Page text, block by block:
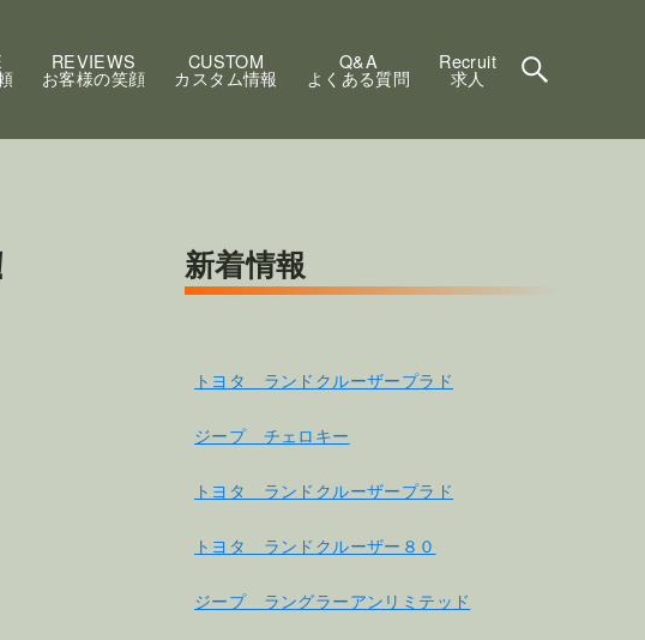
REVIEWS
お客様の笑顔
CUSTOM
カスタム情報
Q&A
よくある質問
Recruit
求人
新着情報
トヨタ ランドクルーザープラド
ジープ チェロキー
トヨタ ランドクルーザープラド
トヨタ ランドクルーザー８０
ジープ ラングラーアンリミテッド